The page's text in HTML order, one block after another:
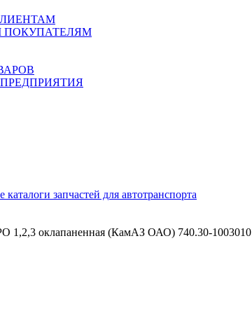
ПОКУПАТЕЛЯМ
запчастей для автотранспорта
1,2,3 оклапаненная (КамАЗ ОАО) 740.30-1003010